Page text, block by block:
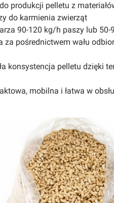
produkcji pelletu z
do karmienia zwierząt
90-120 kg/h paszy lub
pośrednictwem wału
konsystencja pelletu dzięki
mobilna i łatwa w